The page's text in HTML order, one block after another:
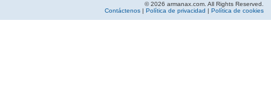
© 2026 armanax.com. All Rights Reserved.
Contáctenos | Política de privacidad | Política de cookies